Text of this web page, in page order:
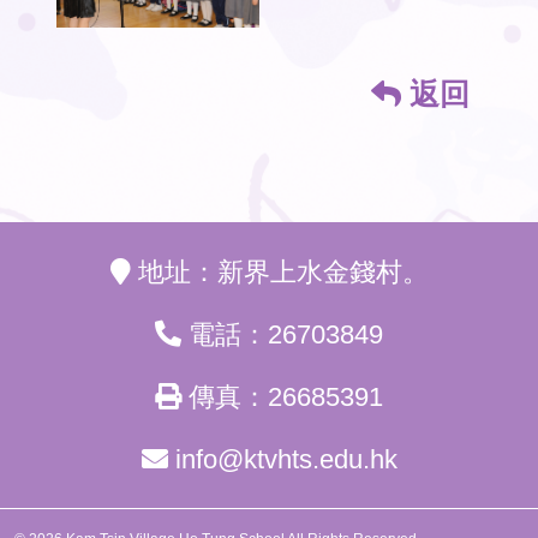
返回
地址：新界上水金錢村。
電話：26703849
傳真：26685391
info@ktvhts.edu.hk